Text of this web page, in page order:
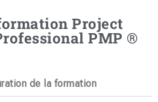
Project
PMP ®
de la formation